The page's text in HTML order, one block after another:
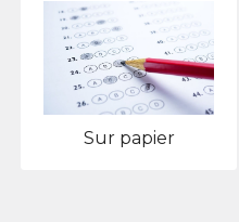
Sur papier
étape importante pour
est essentiel de connaître
pour passer le TCF